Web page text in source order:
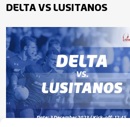
DELTA VS LUSITANOS